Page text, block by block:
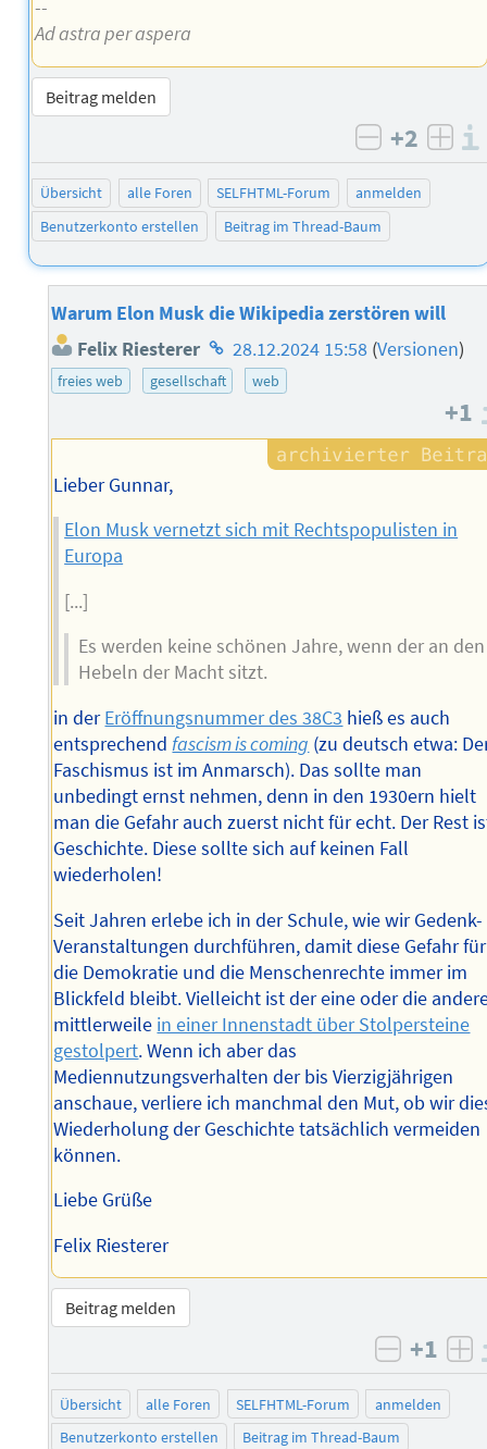
--
Ad astra per aspera
Beitrag melden
negativ
+2
Übersicht alle Foren SELFHTML-Forum
anmelden
Benutzerkonto erstellen
Beitrag im Thread-Baum
Warum Elon Musk die Wikipedia zerstören will
Felix Riesterer Homepage
des
28.12.2024 15:58 (Versionen)
freies web gesellschaft web
+1
Lieber Gunnar,
Elon Musk vernetzt sich mit Rechtspopulisten in
Europa
[...]
Es werden keine schönen Jahre, wenn der an den
Hebeln der Macht sitzt.
in derEröffnungsnummer des 38C3 hieß es auch
entsprechendfascism is coming (zu deutsch etwa:
Faschismus ist im Anmarsch). Das sollte man
unbedingt ernst nehmen, denn in den 1930ern hielt
man die Gefahr auch zuerst nicht für echt. Der Rest
Geschichte. Diese sollte sich auf keinen Fall
wiederholen!
Seit Jahren erlebe ich in der Schule, wie wir Gedenk-
Veranstaltungen durchführen, damit diese Gefahr für
die Demokratie und die Menschenrechte immer im
Blickfeld bleibt. Vielleicht ist der eine oder die
mittlerweile in einer Innenstadt über Stolpersteine
gestolpert. Wenn ich aber das
Mediennutzungsverhalten der bis Vierzigjährigen
anschaue, verliere ich manchmal den Mut, ob wir
Wiederholung der Geschichte tatsächlich vermeiden
können.
Liebe Grüße
Felix Riesterer
Beitrag melden
negativ
+1
Übersicht alle Foren SELFHTML-Forum
anmelden
Benutzerkonto erstellen
Beitrag im Thread-Baum